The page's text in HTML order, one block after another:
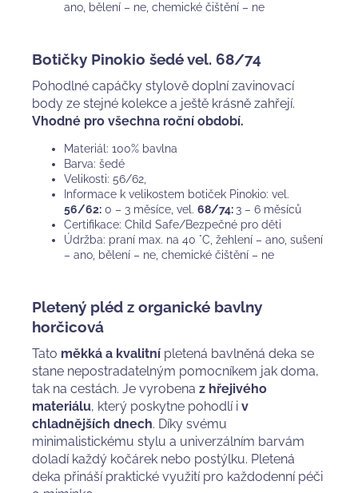
ano, bělení – ne, chemické čištění – ne
Botičky Pinokio šedé vel. 68/74
Pohodlné capáčky stylově doplní zavinovací
body ze stejné kolekce a ještě krásně zahřejí.
Vhodné pro všechna roční období.
Materiál: 100% bavlna
Barva: šedé
Velikosti: 56/62,
Informace k velikostem botiček Pinokio: vel.
56/62: 0 – 3 měsíce, vel. 68/74: 3 – 6 měsíců
Certifikace: Child Safe/Bezpečné pro děti
Údržba: praní max. na 40 °C, žehlení – ano, sušení
– ano, bělení – ne, chemické čištění – ne
Pletený pléd z organické bavlny
horčicová
Tato měkká a kvalitní pletená bavlněná deka se
stane nepostradatelným pomocníkem jak doma,
tak na cestách. Je vyrobena z hřejivého
materiálu, který poskytne pohodlí i v
chladnějších dnech. Díky svému
minimalistickému stylu a univerzálním barvám
doladí každý kočárek nebo postýlku. Pletená
deka přináší praktické využití pro každodenní péči